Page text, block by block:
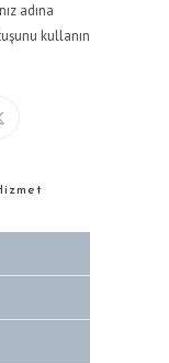
adına
kullanın